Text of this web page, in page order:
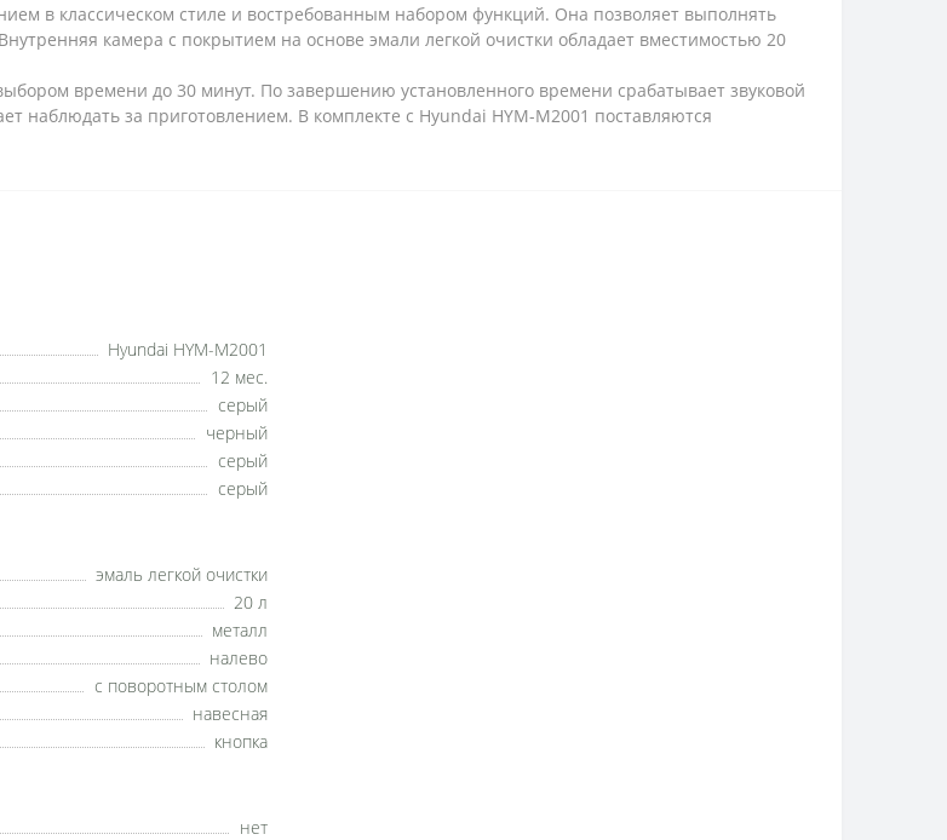
в классическом стиле и востребованным набором функций. Она позволяет выполнять
камера с покрытием на основе эмали легкой очистки обладает вместимостью 20
времени до 30 минут. По завершению установленного времени срабатывает звуковой
наблюдать за приготовлением. В комплекте с Hyundai HYM-M2001 поставляются
Hyundai HYM-M2001
12 мес.
серый
черный
серый
серый
эмаль легкой очистки
20 л
металл
налево
с поворотным столом
навесная
кнопка
нет